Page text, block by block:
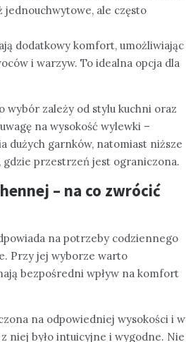
jednouchwytowe, ale często
dodatkowy komfort, umożliwiając
i warzyw. To idealna opcja dla
wybór zależy od stylu kuchni oraz
na wysokość wylewki –
dużych garnków, natomiast niższe
gdzie przestrzeń jest ograniczona.
– na co zwrócić
na potrzeby codziennego
Przy jej wyborze warto
bezpośredni wpływ na komfort
na odpowiedniej wysokości i w
niej było intuicyjne i wygodne. Nie